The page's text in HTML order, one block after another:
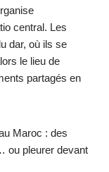
central. Les
dar, où ils se
le lieu de
partagés en
Maroc : des
ou pleurer devant